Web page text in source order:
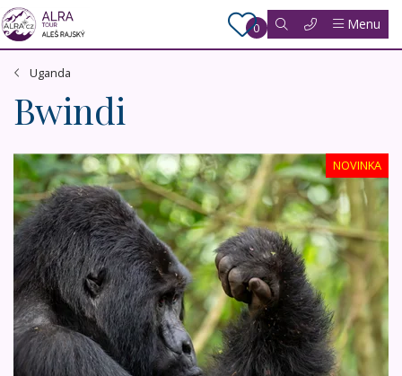
0 Menu
Uganda
Bwindi
NOVINKA
Uganda - to nejlepší z africké fauny, trek za horskými